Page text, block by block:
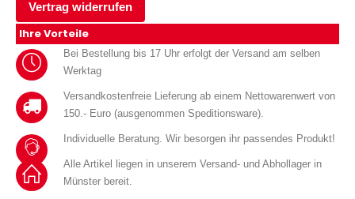
Vertrag widerrufen
Ihre Vorteile
Bei Bestellung bis 17 Uhr erfolgt der Versand am selben
Werktag
Versandkostenfreie Lieferung ab einem Nettowarenwert von
150.- Euro (ausgenommen Speditionsware).
Individuelle Beratung. Wir besorgen ihr passendes Produkt!
Alle Artikel liegen in unserem Versand- und Abhollager in
Münster bereit.